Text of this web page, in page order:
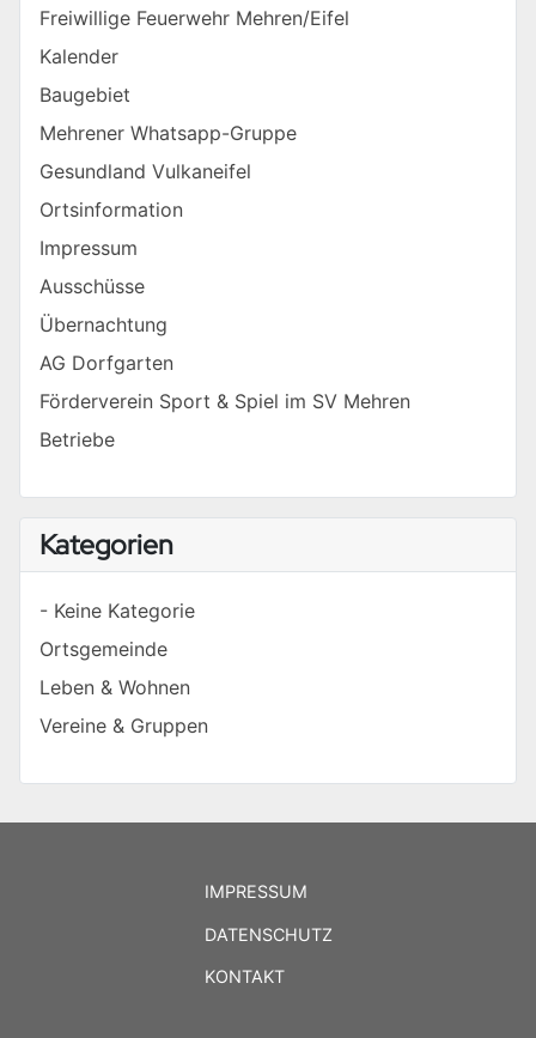
Freiwillige Feuerwehr Mehren/Eifel
Kalender
Baugebiet
Mehrener Whatsapp-Gruppe
Gesundland Vulkaneifel
Ortsinformation
Impressum
Ausschüsse
Übernachtung
AG Dorfgarten
Förderverein Sport & Spiel im SV Mehren
Betriebe
Kategorien
- Keine Kategorie
Ortsgemeinde
Leben & Wohnen
Vereine & Gruppen
IMPRESSUM
DATENSCHUTZ
KONTAKT